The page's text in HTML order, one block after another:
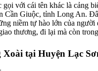
gọi với cái tên khác là cảng
Cần Giuộc, tỉnh Long An.
niềm tự hào lớn của
thương, đi lại mà còn
tại Huyện Lạc